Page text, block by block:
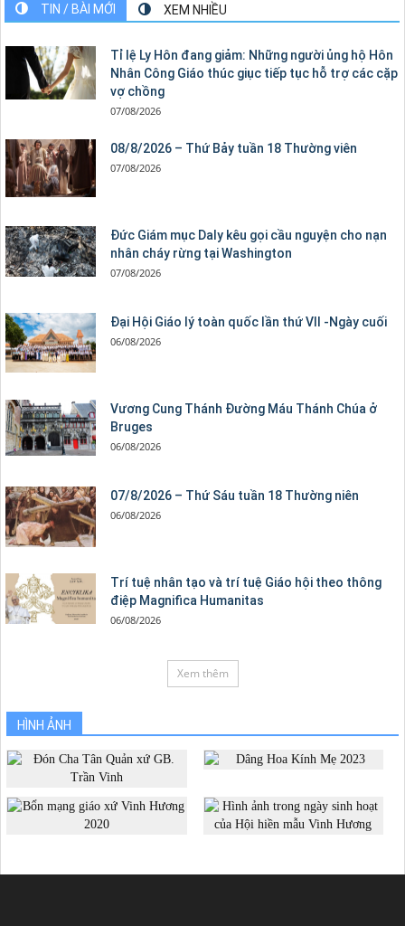
TIN / BÀI MỚI XEM NHIỀU
Tỉ lệ Ly Hôn đang giảm: Những người ủng hộ Hôn
Nhân Công Giáo thúc giục tiếp tục hỗ trợ các cặp
vợ chồng
07/08/2026
08/8/2026 – Thứ Bảy tuần 18 Thường viên
07/08/2026
Đức Giám mục Daly kêu gọi cầu nguyện cho nạn
nhân cháy rừng tại Washington
07/08/2026
Đại Hội Giáo lý toàn quốc lần thứ VII -Ngày cuối
06/08/2026
Vương Cung Thánh Ðường Máu Thánh Chúa ở
Bruges
06/08/2026
07/8/2026 – Thứ Sáu tuần 18 Thường niên
06/08/2026
Trí tuệ nhân tạo và trí tuệ Giáo hội theo thông
điệp Magnifica Humanitas
06/08/2026
Xem thêm
HÌNH ẢNH